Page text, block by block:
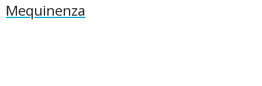
Mequinenza